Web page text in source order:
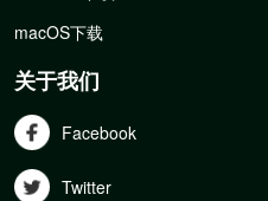
macOS下载
关于我们
Facebook
Twitter